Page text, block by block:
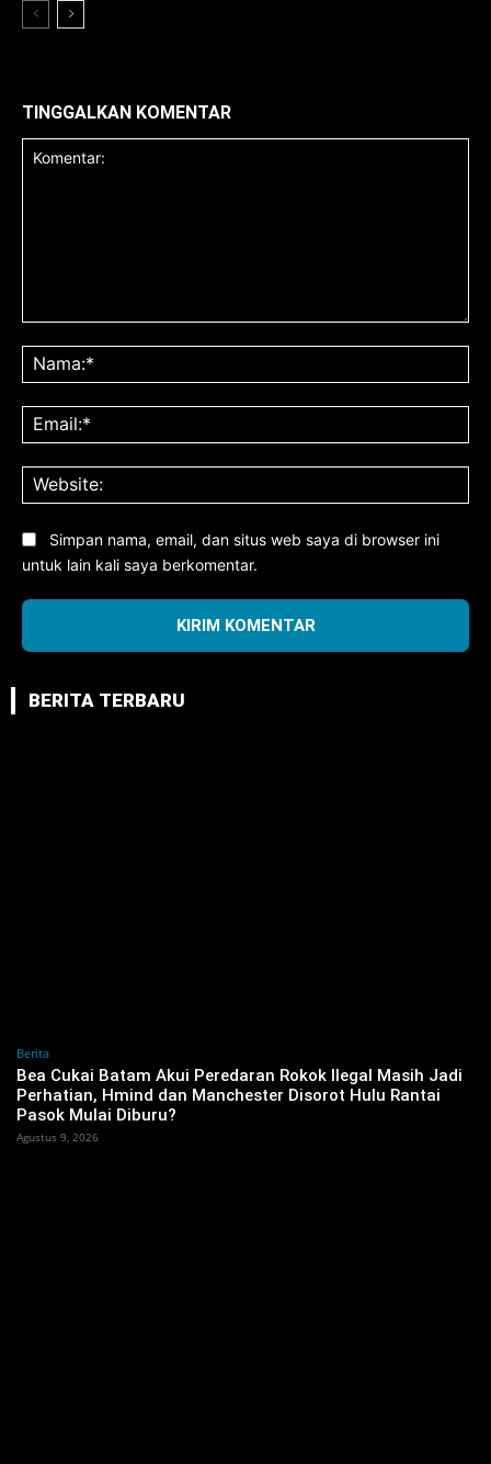
TINGGALKAN KOMENTAR
Simpan nama, email, dan situs web saya di browser ini
untuk lain kali saya berkomentar.
BERITA TERBARU
Berita
Bea Cukai Batam Akui Peredaran Rokok Ilegal Masih Jadi
Perhatian, Hmind dan Manchester Disorot Hulu Rantai
Pasok Mulai Diburu?
Agustus 9, 2026